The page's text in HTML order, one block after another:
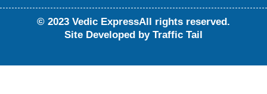
© 2023 Vedic ExpressAll rights reserved.
Site Developed by Traffic Tail